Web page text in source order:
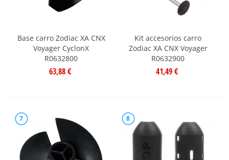
Base carro Zodiac XA CNX
Voyager CyclonX
R0632800
63,88 €
Kit accesorios carro
Zodiac XA CNX Voyager
R0632900
41,49 €
7 8